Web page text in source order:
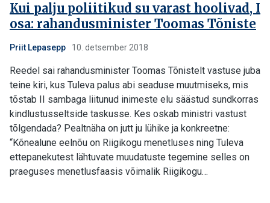
Kui palju poliitikud su varast hoolivad, I
osa: rahandusminister Toomas Tõniste
Priit Lepasepp 10. detsember 2018
Reedel sai rahandusminister Toomas Tõnistelt vastuse juba
teine kiri, kus Tuleva palus abi seaduse muutmiseks, mis
tõstab II sambaga liitunud inimeste elu säästud sundkorras
kindlustusseltside taskusse. Kes oskab ministri vastust
tõlgendada? Pealtnäha on jutt ju lühike ja konkreetne:
“Kõnealune eelnõu on Riigikogu menetluses ning Tuleva
ettepanekutest lähtuvate muudatuste tegemine selles on
praeguses menetlusfaasis võimalik Riigikogu…